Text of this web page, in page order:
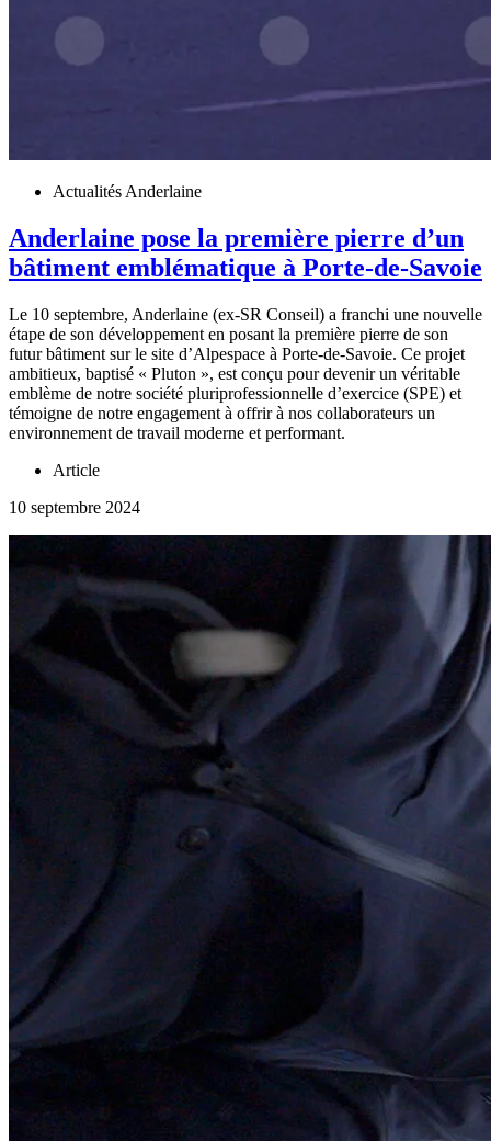
Actualités Anderlaine
Anderlaine pose la première pierre d’un
bâtiment emblématique à Porte-de-Savoie
Le 10 septembre, Anderlaine (ex-SR Conseil) a franchi une nouvelle
étape de son développement en posant la première pierre de son
futur bâtiment sur le site d’Alpespace à Porte-de-Savoie. Ce projet
ambitieux, baptisé « Pluton », est conçu pour devenir un véritable
emblème de notre société pluriprofessionnelle d’exercice (SPE) et
témoigne de notre engagement à offrir à nos collaborateurs un
environnement de travail moderne et performant.
Article
10 septembre 2024